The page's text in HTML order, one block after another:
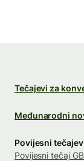
Tečajevi za
Međunarodni
Povijesni
Povijesni tečaj